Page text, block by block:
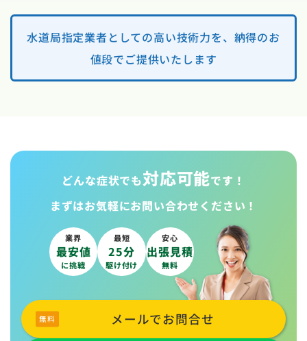
水道局指定業者としての高い技術力を、納得のお
値段でご提供いたします
どんな症状でも対応可能です！
まずはお気軽にお問い合わせください！
業界
最安値
に挑戦
最短
25分
駆け付け
安心
出張見積
無料
メールでお問合せ